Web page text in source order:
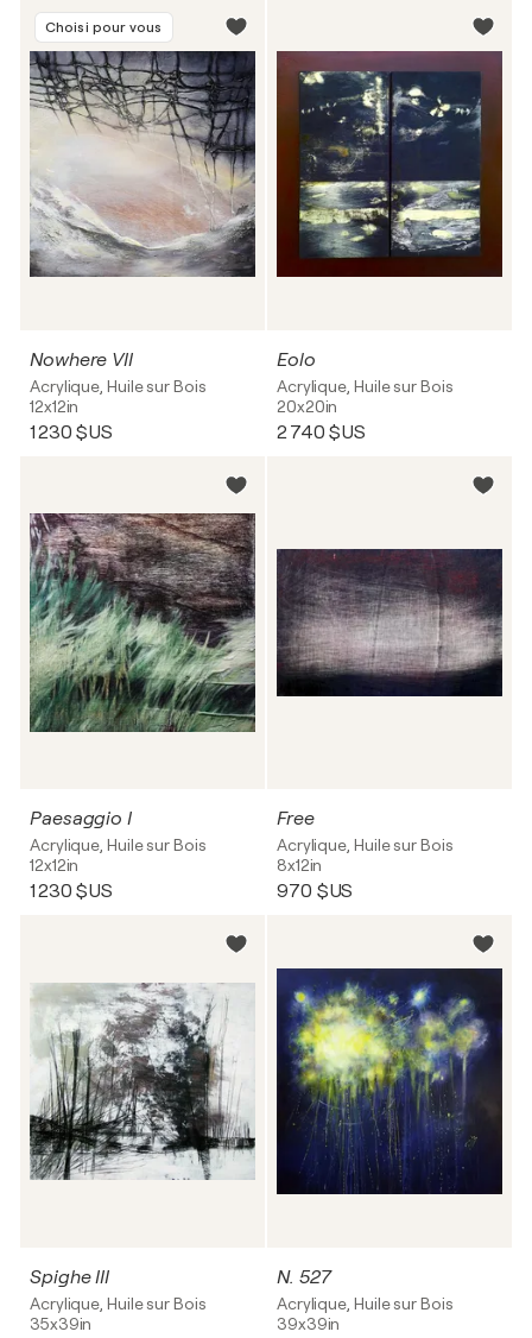
Choisi pour vous
Nowhere VII
Acrylique, Huile sur Bois
12x12in
1 230 $US
Eolo
Acrylique, Huile sur Bois
20x20in
2 740 $US
Paesaggio I
Acrylique, Huile sur Bois
12x12in
1 230 $US
Free
Acrylique, Huile sur Bois
8x12in
970 $US
Spighe III
Acrylique, Huile sur Bois
35x39in
N. 527
Acrylique, Huile sur Bois
39x39in